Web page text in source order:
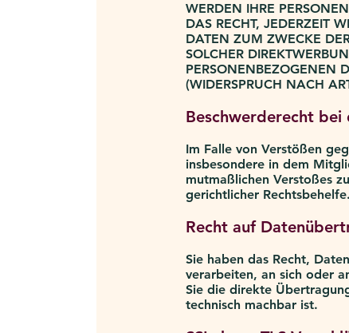
WERDEN IHRE
DAS RECHT, JEDERZEIT
DATEN ZUM ZWECKE
SOLCHER
PERSONENBEZOGENEN
(WIDERSPRUCH NACH
Beschwerderecht
Im Falle von Verstößen
insbesondere in dem
mutmaßlichen Verstoßes
gerichtlicher Rechtsbehelfe.
Recht auf
Sie haben das Recht,
verarbeiten, an sich oder
Sie die direkte
technisch machbar ist.